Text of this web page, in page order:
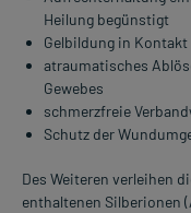
Heilung begünstigt
Gelbildung in
atraumatisches
Gewebes
schmerzfreie
Schutz der
Des Weiteren verleihen
enthaltenen Silberionen